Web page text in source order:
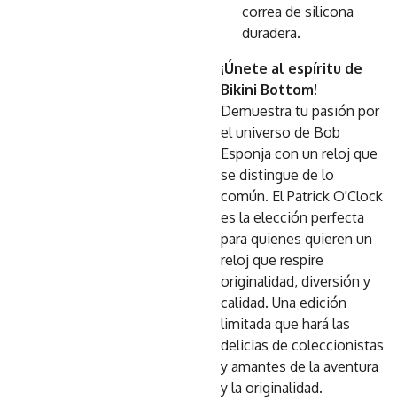
correa de silicona
duradera.
¡Únete al espíritu de
Bikini Bottom!
Demuestra tu pasión por
el universo de Bob
Esponja con un reloj que
se distingue de lo
común. El Patrick O'Clock
es la elección perfecta
para quienes quieren un
reloj que respire
originalidad, diversión y
calidad. Una edición
limitada que hará las
delicias de coleccionistas
y amantes de la aventura
y la originalidad.